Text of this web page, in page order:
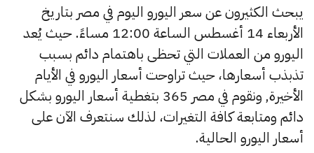
يبحث الكثيرون عن سعر اليورو اليوم في مصر بتاريخ
الأربعاء 14 أغسطس الساعة 12:00 مساءً. حيث يُعد
اليورو من العملات التي تحظى باهتمام دائم بسبب
تذبذب أسعارها، حيث تراوحت أسعار اليورو في الأيام
الأخيرة, ونقوم في مصر 365 بتغطية أسعار اليورو بشكل
دائم ومتابعة كافة التغيرات، لذلك سنتعرف الآن على
أسعار اليورو الحالية.